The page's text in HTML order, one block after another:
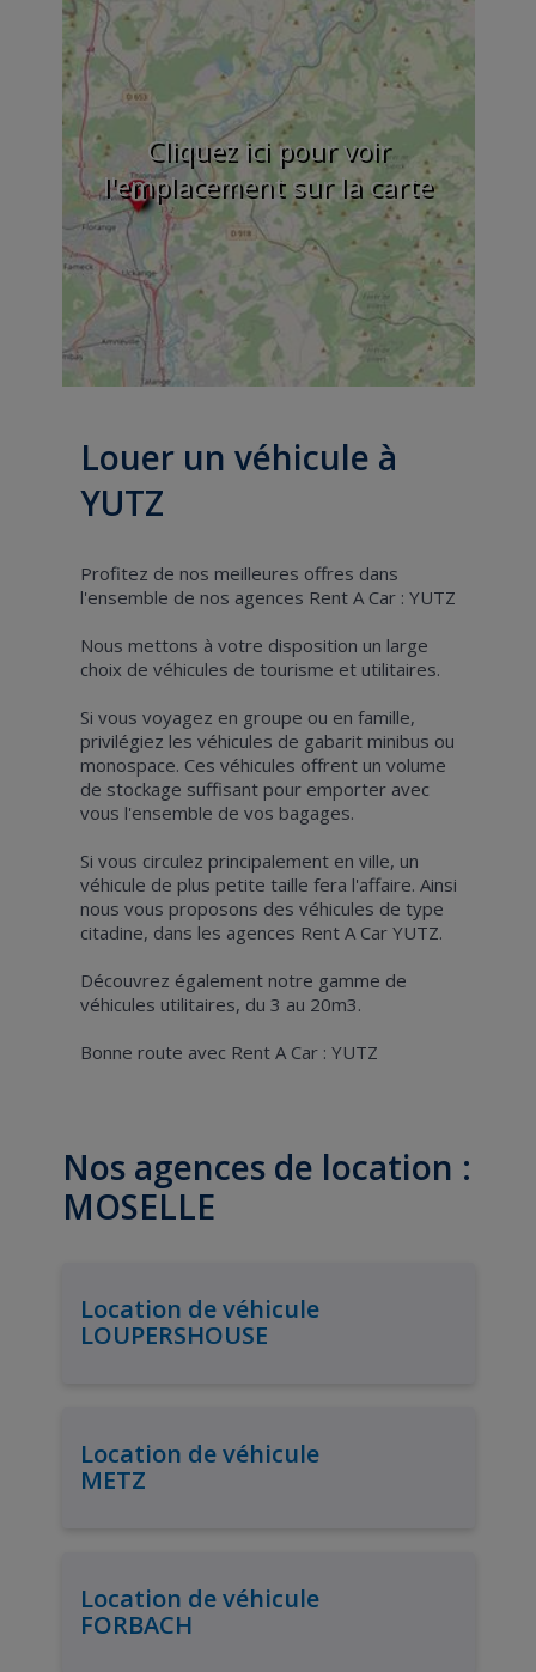
Cliquez ici pour voir
l'emplacement sur la carte
Louer un véhicule à
YUTZ
Profitez de nos meilleures offres dans
l'ensemble de nos agences Rent A Car : YUTZ
Nous mettons à votre disposition un large
choix de véhicules de tourisme et utilitaires.
Si vous voyagez en groupe ou en famille,
privilégiez les véhicules de gabarit minibus ou
monospace. Ces véhicules offrent un volume
de stockage suffisant pour emporter avec
vous l'ensemble de vos bagages.
Si vous circulez principalement en ville, un
véhicule de plus petite taille fera l'affaire. Ainsi
nous vous proposons des véhicules de type
citadine, dans les agences Rent A Car YUTZ.
Découvrez également notre gamme de
véhicules utilitaires, du 3 au 20m3.
Bonne route avec Rent A Car : YUTZ
Nos agences de location :
MOSELLE
Location de véhicule
LOUPERSHOUSE
Location de véhicule
METZ
Location de véhicule
FORBACH